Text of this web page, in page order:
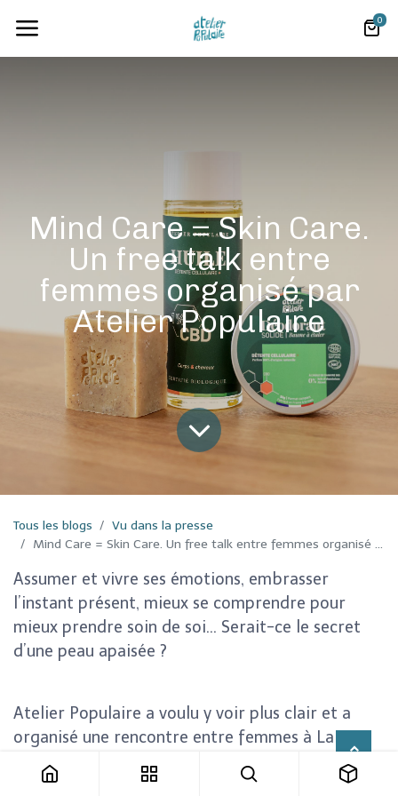
0
Mind Care = Skin Care.
Un free talk entre
femmes organisé par
Atelier Populaire
Tous les blogs
Vu dans la presse
Mind Care = Skin Care. Un free talk entre femmes organisé par Atelier Populaire
Assumer et vivre ses émotions, embrasser
l’instant présent, mieux se comprendre pour
mieux prendre soin de soi… Serait-ce le secret
d’une peau apaisée ?
Atelier Populaire a voulu y voir plus clair et a
organisé une rencontre entre femmes à La
Caserne, le 25 novembre dernier. Cette
discussion a été dédiée à une autre vision de la